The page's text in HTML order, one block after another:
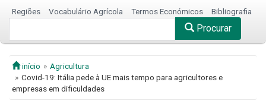
Regiões Vocabulário Agrícola Termos Económicos Bibliografia
Procurar
início
Agricultura
Covid-19: Itália pede à UE mais tempo para agricultores e
empresas em dificuldades